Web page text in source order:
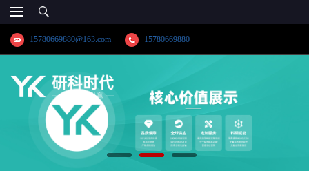
15780669880@163.com 15780669880